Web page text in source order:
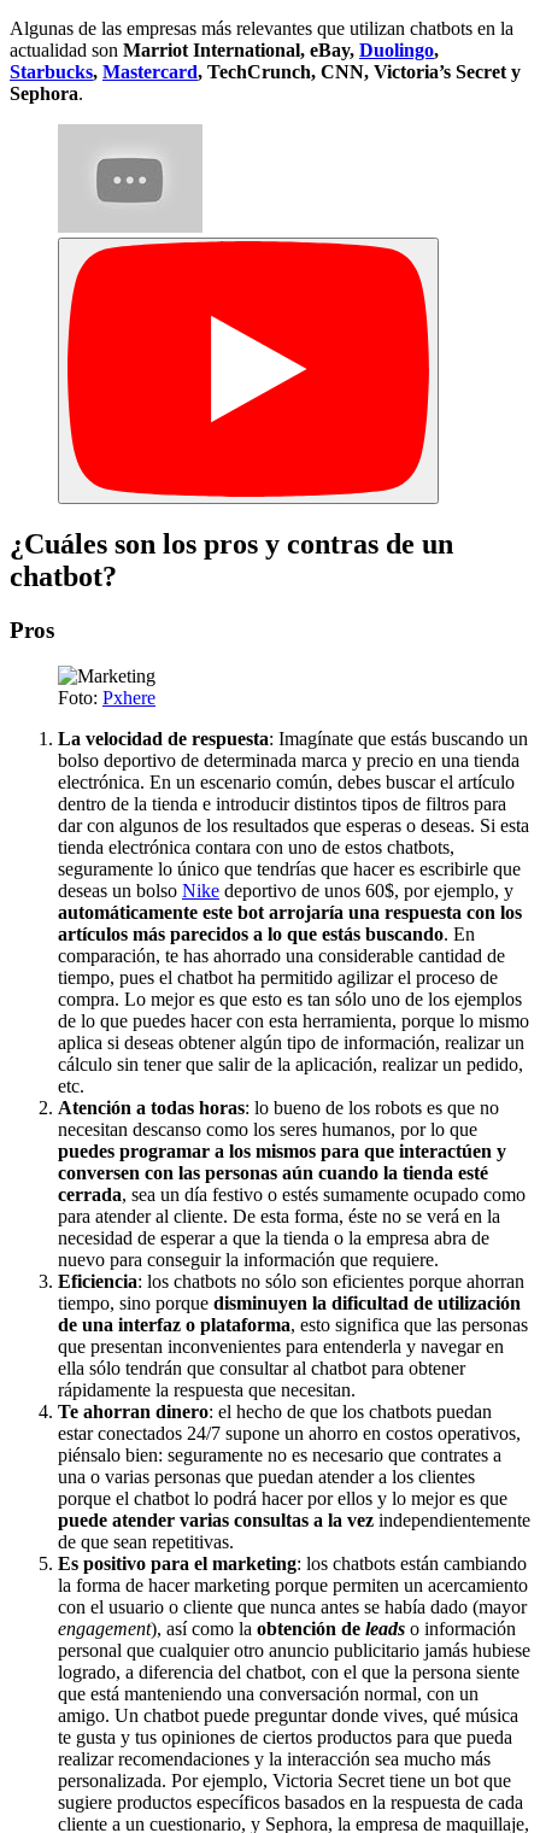
Algunas de las empresas más relevantes que utilizan chatbots en la
actualidad son Marriot International, eBay, Duolingo,
Starbucks, Mastercard, TechCrunch, CNN, Victoria’s Secret y
Sephora.
¿Cuáles son los pros y contras de un
chatbot?
Pros
Foto: Pxhere
La velocidad de respuesta: Imagínate que estás buscando un
bolso deportivo de determinada marca y precio en una tienda
electrónica. En un escenario común, debes buscar el artículo
dentro de la tienda e introducir distintos tipos de filtros para
dar con algunos de los resultados que esperas o deseas. Si esta
tienda electrónica contara con uno de estos chatbots,
seguramente lo único que tendrías que hacer es escribirle que
deseas un bolso Nike deportivo de unos 60$, por ejemplo, y
automáticamente este bot arrojaría una respuesta con los
artículos más parecidos a lo que estás buscando. En
comparación, te has ahorrado una considerable cantidad de
tiempo, pues el chatbot ha permitido agilizar el proceso de
compra. Lo mejor es que esto es tan sólo uno de los ejemplos
de lo que puedes hacer con esta herramienta, porque lo mismo
aplica si deseas obtener algún tipo de información, realizar un
cálculo sin tener que salir de la aplicación, realizar un pedido,
etc.
Atención a todas horas: lo bueno de los robots es que no
necesitan descanso como los seres humanos, por lo que
puedes programar a los mismos para que interactúen y
conversen con las personas aún cuando la tienda esté
cerrada, sea un día festivo o estés sumamente ocupado como
para atender al cliente. De esta forma, éste no se verá en la
necesidad de esperar a que la tienda o la empresa abra de
nuevo para conseguir la información que requiere.
Eficiencia: los chatbots no sólo son eficientes porque ahorran
tiempo, sino porque disminuyen la dificultad de utilización
de una interfaz o plataforma, esto significa que las personas
que presentan inconvenientes para entenderla y navegar en
ella sólo tendrán que consultar al chatbot para obtener
rápidamente la respuesta que necesitan.
Te ahorran dinero: el hecho de que los chatbots puedan
estar conectados 24/7 supone un ahorro en costos operativos,
piénsalo bien: seguramente no es necesario que contrates a
una o varias personas que puedan atender a los clientes
porque el chatbot lo podrá hacer por ellos y lo mejor es que
puede atender varias consultas a la vez independientemente
de que sean repetitivas.
Es positivo para el marketing: los chatbots están cambiando
la forma de hacer marketing porque permiten un acercamiento
con el usuario o cliente que nunca antes se había dado (mayor
engagement), así como la obtención de leads o información
personal que cualquier otro anuncio publicitario jamás hubiese
logrado, a diferencia del chatbot, con el que la persona siente
que está manteniendo una conversación normal, con un
amigo. Un chatbot puede preguntar donde vives, qué música
te gusta y tus opiniones de ciertos productos para que pueda
realizar recomendaciones y la interacción sea mucho más
personalizada. Por ejemplo, Victoria Secret tiene un bot que
sugiere productos específicos basados en la respuesta de cada
cliente a un cuestionario, y Sephora, la empresa de maquillaje,